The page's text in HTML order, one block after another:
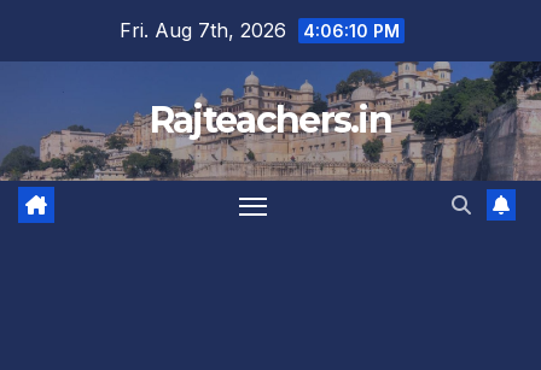
Fri. Aug 7th, 2026 4:06:11 PM
Rajteachers.in